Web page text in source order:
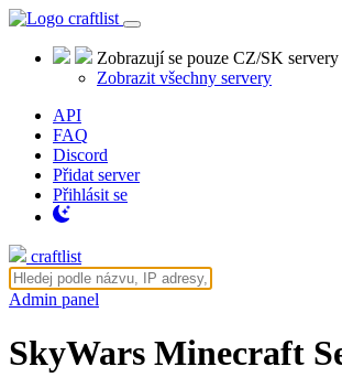
craftlist
Zobrazují se pouze CZ/SK servery
Zobrazit všechny servery
API
FAQ
Discord
Přidat server
Přihlásit se
craftlist
Admin panel
SkyWars Minecraft